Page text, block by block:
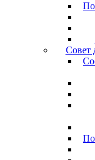
Совет